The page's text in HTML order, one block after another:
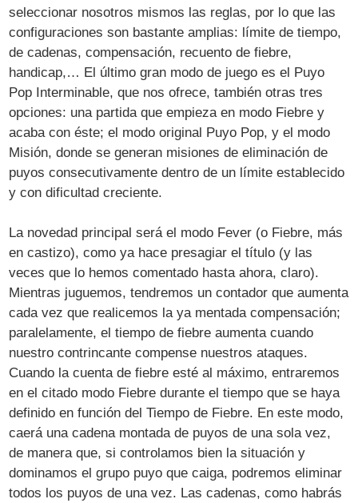
seleccionar nosotros mismos las reglas, por lo que las
configuraciones son bastante amplias: límite de tiempo,
de cadenas, compensación, recuento de fiebre,
handicap,… El último gran modo de juego es el Puyo
Pop Interminable, que nos ofrece, también otras tres
opciones: una partida que empieza en modo Fiebre y
acaba con éste; el modo original Puyo Pop, y el modo
Misión, donde se generan misiones de eliminación de
puyos consecutivamente dentro de un límite establecido
y con dificultad creciente.
La novedad principal será el modo Fever (o Fiebre, más
en castizo), como ya hace presagiar el título (y las
veces que lo hemos comentado hasta ahora, claro).
Mientras juguemos, tendremos un contador que aumenta
cada vez que realicemos la ya mentada compensación;
paralelamente, el tiempo de fiebre aumenta cuando
nuestro contrincante compense nuestros ataques.
Cuando la cuenta de fiebre esté al máximo, entraremos
en el citado modo Fiebre durante el tiempo que se haya
definido en función del Tiempo de Fiebre. En este modo,
caerá una cadena montada de puyos de una sola vez,
de manera que, si controlamos bien la situación y
dominamos el grupo puyo que caiga, podremos eliminar
todos los puyos de una vez. Las cadenas, como habrás